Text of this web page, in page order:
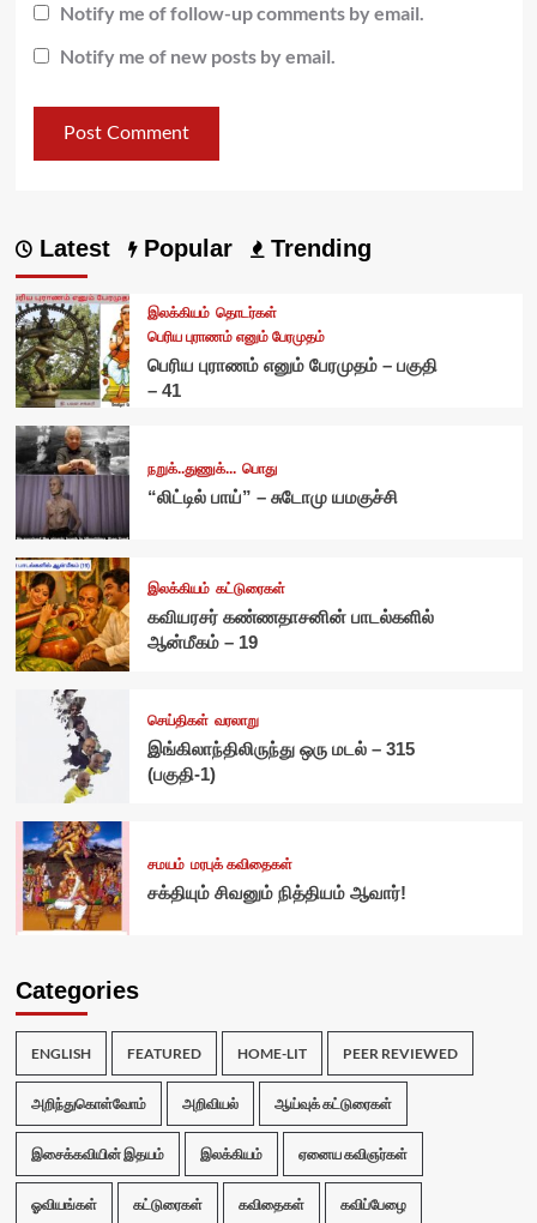
Notify me of follow-up comments by email.
Notify me of new posts by email.
Latest Popular Trending
இலக்கியம் தொடர்கள்
பெரிய புராணம் எனும் பேரமுதம்
பெரிய புராணம் எனும் பேரமுதம் – பகுதி
– 41
நறுக்..துணுக்... பொது
“லிட்டில் பாய்” – சுடோமு யமகுச்சி
இலக்கியம் கட்டுரைகள்
கவியரசர் கண்ணதாசனின் பாடல்களில்
ஆன்மீகம் – 19
செய்திகள் வரலாறு
இங்கிலாந்திலிருந்து ஒரு மடல் – 315
(பகுதி-1)
சமயம் மரபுக் கவிதைகள்
சக்தியும் சிவனும் நித்தியம் ஆவார்!
Categories
ENGLISH FEATURED HOME-LIT PEER REVIEWED
அறிந்துகொள்வோம் அறிவியல் ஆய்வுக் கட்டுரைகள்
இசைக்கவியின் இதயம் இலக்கியம் ஏனைய கவிஞர்கள்
ஓவியங்கள் கட்டுரைகள் கவிதைகள் கவிப்பேழை